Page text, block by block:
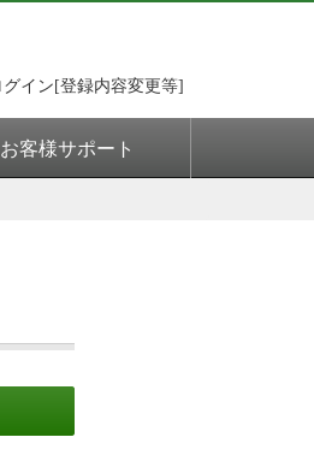
お客様サポート